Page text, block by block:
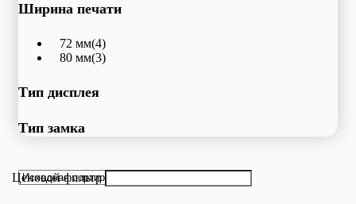
Ширина печати
72 мм(4)
80 мм(3)
Тип дисплея
Тип замка
Ценовой фильтр